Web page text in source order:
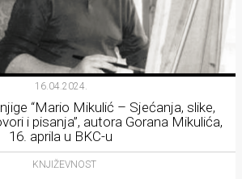
16.04.2024.
“Mario Mikulić – Sjećanja, slike,
i pisanja”, autora Gorana Mikulića,
16. aprila u BKC-u
KNJIŽEVNOST